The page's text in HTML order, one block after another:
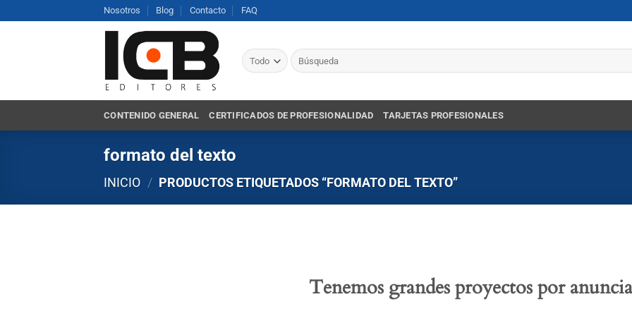
al
Nosotros Blog Contacto FAQ
Buscar
por:
CONTENIDO GENERAL CERTIFICADOS DE PROFESIONALIDAD TARJETAS PROFESIONALES
formato del texto
INICIO / PRODUCTOS ETIQUETADOS “FORMATO DEL TEXTO”
Tenemos grandes proyectos por